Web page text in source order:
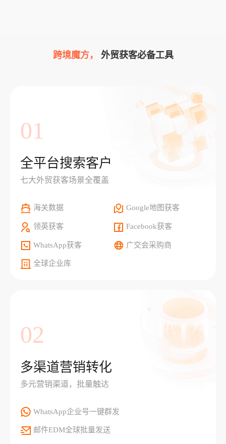
跨境魔方， 外贸获客必备工具
01
全平台搜索客户
七大外贸获客场景全覆盖
海关数据 Google地图获客
领英获客 Facebook获客
WhatsApp获客 广交会采购商
全球企业库
02
多渠道营销转化
多元营销渠道，批量触达
WhatsApp企业号一键群发
邮件EDM全球批量发送